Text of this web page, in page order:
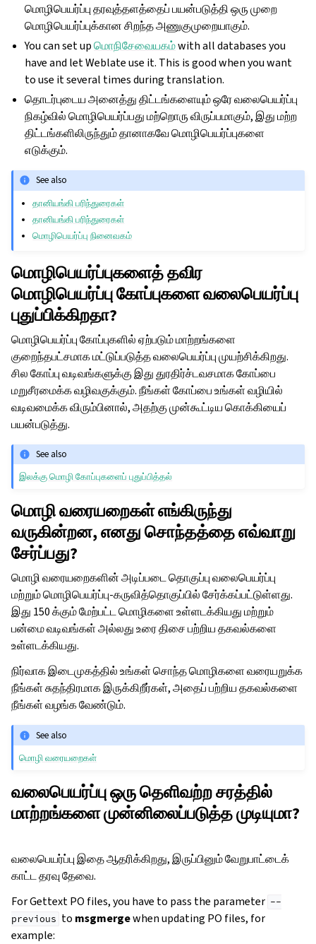
மொழிபெயர்ப்பு தரவுத்தளத்தைப் பயன்படுத்தி ஒரு முறை
மொழிபெயர்ப்புக்கான சிறந்த அணுகுமுறையாகும்.
You can set upமொநிசேவையகம்with all databases you
have and let Weblate use it. This is good when you want
to use it several times during translation.
தொடர்புடைய அனைத்து திட்டங்களையும் ஒரே வலைபெயர்ப்பு
நிகழ்வில் மொழிபெயர்ப்பது மற்றொரு விருப்பமாகும், இது மற்ற
திட்டங்களிலிருந்தும் தானாகவே மொழிபெயர்ப்புகளை
எடுக்கும்.
See also
தானியங்கி பரிந்துரைகள்
தானியங்கி பரிந்துரைகள்
மொழிபெயர்ப்பு நினைவகம்
மொழிபெயர்ப்புகளைத் தவிர
மொழிபெயர்ப்பு கோப்புகளை வலைபெயர்ப்பு
புதுப்பிக்கிறதா?
மொழிபெயர்ப்பு கோப்புகளில் ஏற்படும் மாற்றங்களை
குறைந்தபட்சமாக மட்டுப்படுத்த வலைபெயர்ப்பு முயற்சிக்கிறது.
சில கோப்பு வடிவங்களுக்கு இது துரதிர்ச்டவசமாக கோப்பை
மறுசீரமைக்க வழிவகுக்கும். நீங்கள் கோப்பை உங்கள் வழியில்
வடிவமைக்க விரும்பினால், அதற்கு முன்கூட்டிய கொக்கியைப்
பயன்படுத்து.
See also
இலக்கு மொழி கோப்புகளைப் புதுப்பித்தல்
மொழி வரையறைகள் எங்கிருந்து
வருகின்றன, எனது சொந்தத்தை எவ்வாறு
சேர்ப்பது?
மொழி வரையறைகளின் அடிப்படை தொகுப்பு வலைபெயர்ப்பு
மற்றும் மொழிபெயர்ப்பு-கருவித்தொகுப்பில் சேர்க்கப்பட்டுள்ளது.
இது 150 க்கும் மேற்பட்ட மொழிகளை உள்ளடக்கியது மற்றும்
பன்மை வடிவங்கள் அல்லது உரை திசை பற்றிய தகவல்களை
உள்ளடக்கியது.
நிர்வாக இடைமுகத்தில் உங்கள் சொந்த மொழிகளை வரையறுக்க
நீங்கள் சுதந்திரமாக இருக்கிறீர்கள், அதைப் பற்றிய தகவல்களை
நீங்கள் வழங்க வேண்டும்.
See also
மொழி வரையறைகள்
வலைபெயர்ப்பு ஒரு தெளிவற்ற சரத்தில்
மாற்றங்களை முன்னிலைப்படுத்த முடியுமா?
வலைபெயர்ப்பு இதை ஆதரிக்கிறது, இருப்பினும் வேறுபாட்டைக்
காட்ட தரவு தேவை.
For Gettext PO files, you have to pass the parameter --
previous to msgmergewhen updating PO files, for
example: